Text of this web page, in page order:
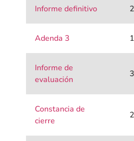
Informe definitivo
Adenda 3
Informe de
evaluación
Constancia de
cierre